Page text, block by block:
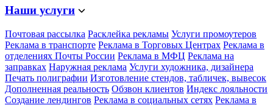
Наши услуги
Почтовая рассылка Расклейка рекламы Услуги промоутеров
Реклама в транспорте Реклама в Торговых Центрах Реклама в
отделениях Почты России Реклама в МФЦ Реклама на
заправках Наружная реклама Услуги художника, дизайнера
Печать полиграфии Изготовление стендов, табличек, вывесок
Дополненная реальность Обзвон клиентов Индекс лояльности
Создание лендингов Реклама в социальных сетях Реклама в